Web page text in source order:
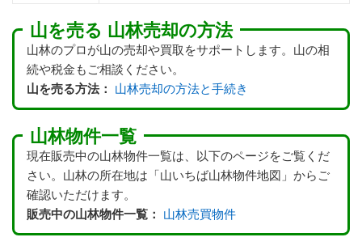
山を売る 山林売却の方法
山林のプロが山の売却や買取をサポートします。山の相
続や税金もご相談ください。
山を売る方法： 山林売却の方法と手続き
山林物件一覧
現在販売中の山林物件一覧は、以下のページをご覧くだ
さい。山林の所在地は「山いちば山林物件地図」からご
確認いただけます。
販売中の山林物件一覧： 山林売買物件